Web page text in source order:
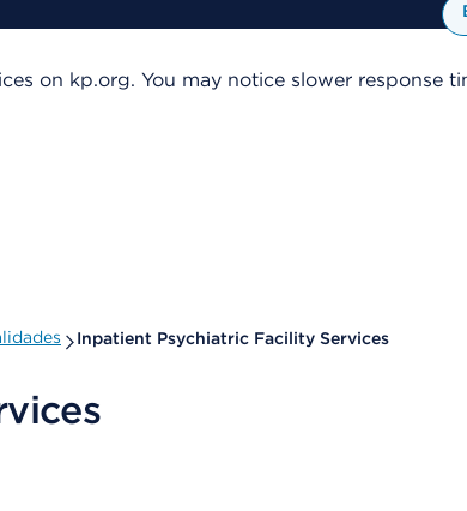
on kp.org. You may notice slower response
Inpatient Psychiatric Facility Services